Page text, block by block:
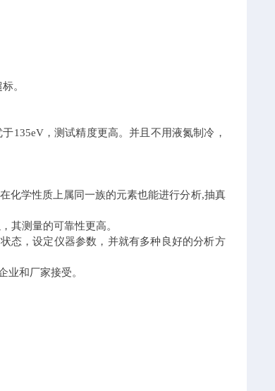
。
135eV，测试精度更高。并且不用液氮制冷，
化学性质上属同一族的元素也能进行分析,抽真
其测量的可靠性更高。
态，设定仪器参数，并就有多种良好的分析方
业和厂家接受。